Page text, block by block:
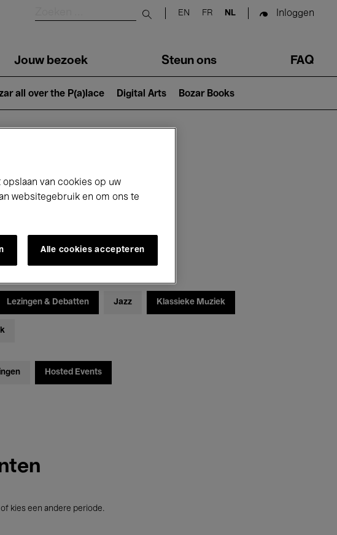
Submit search
EN FR NL Inloggen
Jouw bezoek Steun ons FAQ
all over the P(a)lace Digital Arts Bozar Books
2025
Lezingen & Debatten Jazz Klassieke Muziek
Hosted Events
kies een andere periode.
van cookies op uw
websitegebruik en om ons te
Alle cookies accepteren